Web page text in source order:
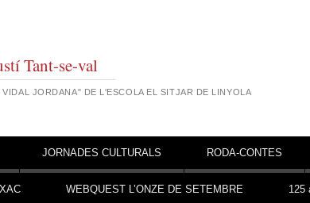
Tant-se-val
JORDANA" DE L'ESCOLA EL SITJAR DE LINYOLA
JORNADES CULTURALS RODA-CONTES
WEBQUEST L’ONZE DE SETEMBRE 125